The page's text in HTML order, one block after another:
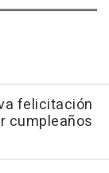
felicitación
cumpleaños